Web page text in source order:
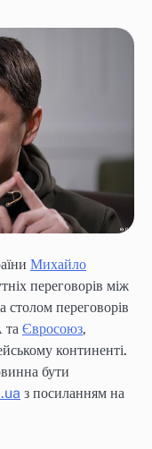
Михайло
переговорів між
столом переговорів
та Євросоюз,
континенті.
бути
з посиланням на